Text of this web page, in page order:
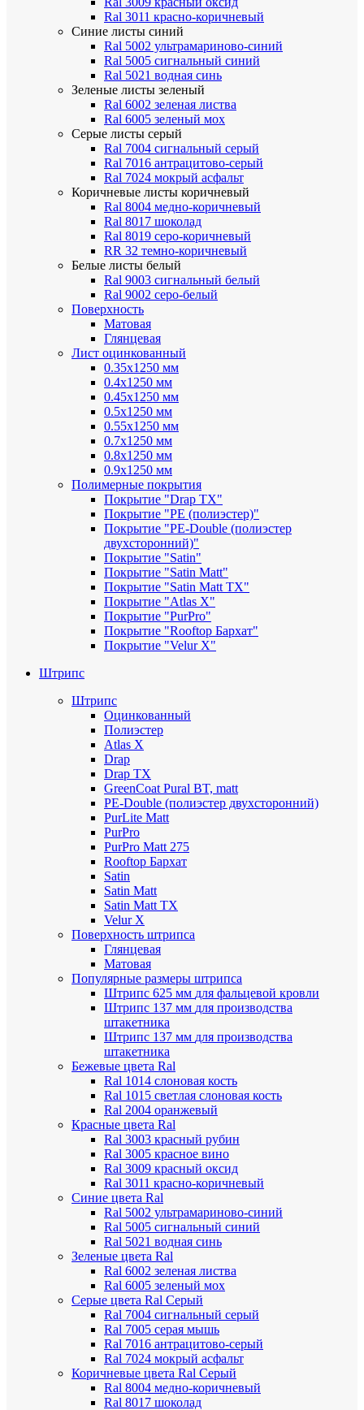
Ral 3011 красно-коричневый
Синие листы синий
Ral 5002 ультрамариново-синий
Ral 5005 сигнальный синий
Ral 5021 водная синь
Зеленые листы зеленый
Ral 6002 зеленая листва
Ral 6005 зеленый мох
Серые листы серый
Ral 7004 сигнальный серый
Ral 7016 антрацитово-серый
Ral 7024 мокрый асфальт
Коричневые листы коричневый
Ral 8004 медно-коричневый
Ral 8017 шоколад
Ral 8019 серо-коричневый
RR 32 темно-коричневый
Белые листы белый
Ral 9003 сигнальный белый
Ral 9002 серо-белый
Поверхность
Матовая
Глянцевая
Лист оцинкованный
0.35х1250 мм
0.4х1250 мм
0.45х1250 мм
0.5х1250 мм
0.55х1250 мм
0.7х1250 мм
0.8х1250 мм
0.9х1250 мм
Полимерные покрытия
Покрытие "Drap TX"
Покрытие "PE (полиэстер)"
Покрытие "PE-Double (полиэстер
двухсторонний)"
Покрытие "Satin"
Покрытие "Satin Мatt"
Покрытие "Satin Matt TX"
Покрытие "Atlas X"
Покрытие "PurPro"
Покрытие "Rooftop Бархат"
Покрытие "Velur X"
Штрипс
Штрипс
Оцинкованный
Полиэстер
Atlas X
Drap
Drap TX
GreenCoat Pural BT, matt
PE-Double (полиэстер двухсторонний)
PurLite Мatt
PurPro
PurPro Matt 275
Rooftop Бархат
Satin
Satin Мatt
Satin Matt TX
Velur X
Поверхность штрипса
Глянцевая
Матовая
Популярные размеры штрипса
Штрипс 625 мм для фальцевой кровли
Штрипс 137 мм для производства
штакетника
Штрипс 137 мм для производства
штакетника
Бежевые цвета Ral
Ral 1014 слоновая кость
Ral 1015 светлая слоновая кость
Ral 2004 оранжевый
Красные цвета Ral
Ral 3003 красный рубин
Ral 3005 красное вино
Ral 3009 красный оксид
Ral 3011 красно-коричневый
Синие цвета Ral
Ral 5002 ультрамариново-синий
Ral 5005 сигнальный синий
Ral 5021 водная синь
Зеленые цвета Ral
Ral 6002 зеленая листва
Ral 6005 зеленый мох
Серые цвета Ral Серый
Ral 7004 сигнальный серый
Ral 7005 серая мышь
Ral 7016 антрацитово-серый
Ral 7024 мокрый асфальт
Коричневые цвета Ral Серый
Ral 8004 медно-коричневый
Ral 8017 шоколад